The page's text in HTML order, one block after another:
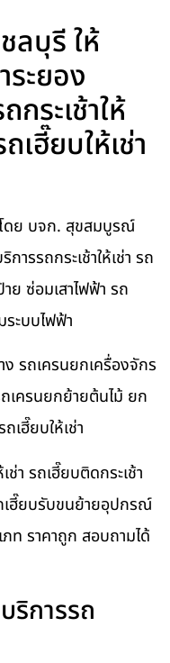
ลบุรี ให้
ระยอง
ระเช้าให้
เฮี๊ยบให้เช่า
โดย บจก. สุขสมบูรณ์
ารรถกระเช้าให้เช่า รถ
ย ซ่อมเสาไฟฟ้า รถ
ระบบไฟฟ้า
ง รถเครนยกเครื่องจักร
เครนยกย้ายต้นไม้ ยก
เฮี๊ยบให้เช่า
า รถเฮี๊ยบติดกระเช้า
เฮี๊ยบรับขนย้ายอุปกรณ์
ท ราคาถูก สอบถามได้
ริการรถ